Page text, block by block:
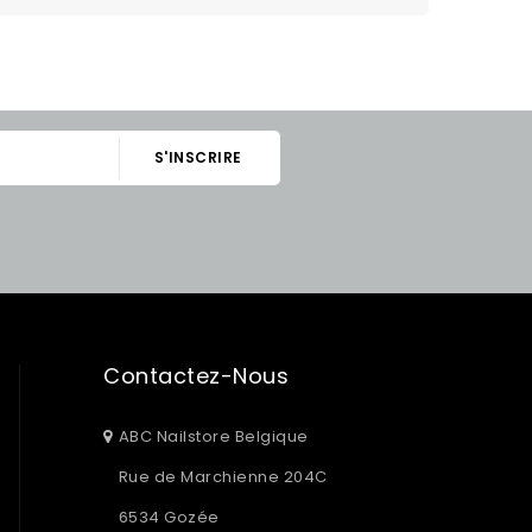
Contactez-Nous
ABC Nailstore Belgique
Rue de Marchienne 204C
6534 Gozée